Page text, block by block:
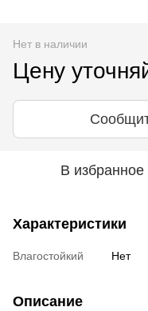
Нет в наличии
Цену
В избранное
Характеристики
Влагостойкий Нет
Описание